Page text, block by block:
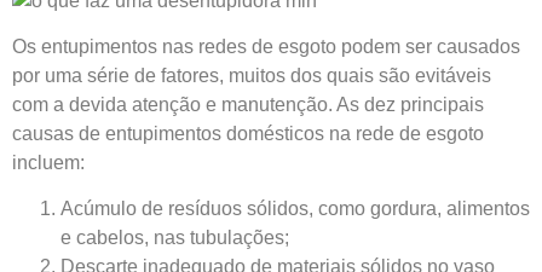
Os entupimentos nas redes de esgoto podem ser causados
por uma série de fatores, muitos dos quais são evitáveis
com a devida atenção e manutenção. As dez principais
causas de entupimentos domésticos na rede de esgoto
incluem:
Acúmulo de resíduos sólidos, como gordura, alimentos
e cabelos, nas tubulações;
Descarte inadequado de materiais sólidos no vaso